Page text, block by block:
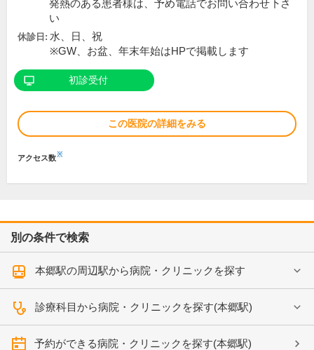
発熱のある患者様は、予め電話でお問い合わせ下さ
い
休診日: 水、日、祝
※GW、お盆、年末年始はHPで掲載します
初診受付
この医院の詳細をみる
アクセス数※
別の条件で検索
本郷駅の周辺駅から病院・クリニックを探す
診療科目から病院・クリニックを探す(本郷駅)
予約ができる病院・クリニックを探す(本郷駅)